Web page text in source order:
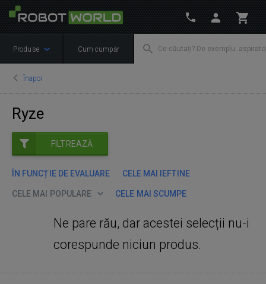
Produse Cum cumpăr
Înapoi
Ryze
FILTREAZĂ
ÎN FUNCȚIE DE EVALUARE CELE MAI IEFTINE
CELE MAI POPULARE CELE MAI SCUMPE
Ne pare rău, dar acestei selecții nu-i
corespunde niciun produs.